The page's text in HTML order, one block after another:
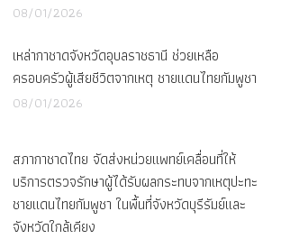
08/01/2026
เหล่ากาชาดจังหวัดอุบลราชธานี ช่วยเหลือ
ครอบครัวผู้เสียชีวิตจากเหตุ ชายแดนไทยกัมพูชา
08/01/2026
สภากาชาดไทย จัดส่งหน่วยแพทย์เคลื่อนที่ให้
บริการตรวจรักษาผู้ได้รับผลกระทบจากเหตุปะทะ
ชายแดนไทยกัมพูชา ในพื้นที่จังหวัดบุรีรัมย์และ
จังหวัดใกล้เคียง